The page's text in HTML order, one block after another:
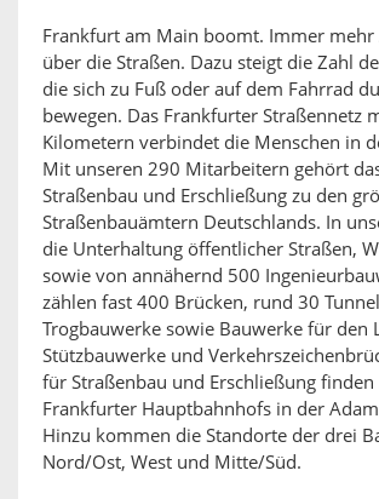
Frankfurt am Main boomt. Immer mehr
über die Straßen. Dazu steigt die Zahl
die sich zu Fuß oder auf dem Fahrrad
bewegen. Das Frankfurter Straßennetz
Kilometern verbindet die Menschen in
Mit unseren 290 Mitarbeitern gehört
Straßenbau und Erschließung zu den
Straßenbauämtern Deutschlands. In
die Unterhaltung öffentlicher Straßen,
sowie von annähernd 500
zählen fast 400 Brücken, rund 30
Trogbauwerke sowie Bauwerke für den
Stützbauwerke und
für Straßenbau und Erschließung finden
Frankfurter Hauptbahnhofs in der
Hinzu kommen die Standorte der drei
Nord/Ost, West und Mitte/Süd.